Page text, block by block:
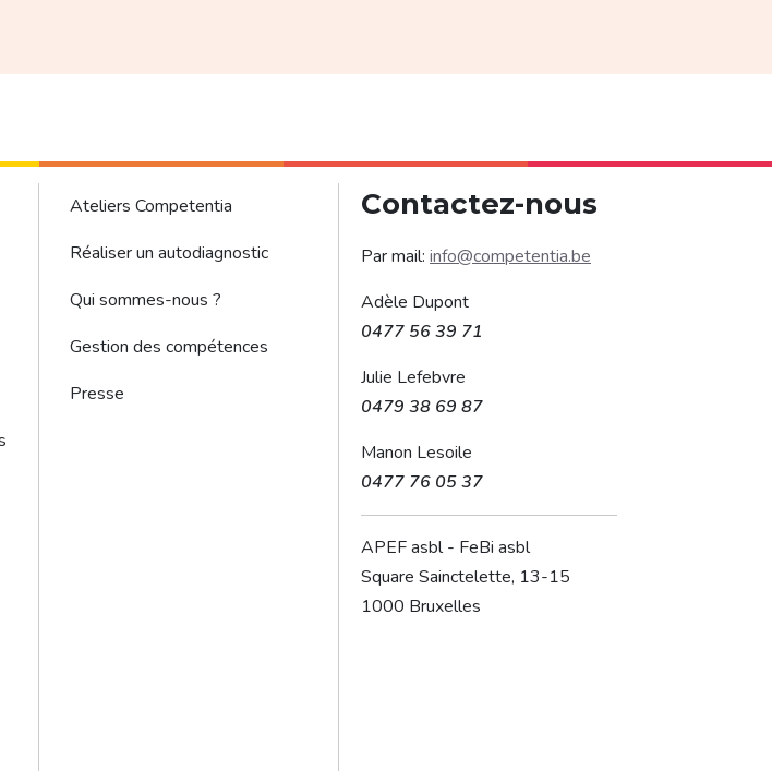
sous menu
Footer Menu
Ateliers Competentia
Réaliser un autodiagnostic
Qui sommes-nous ?
Gestion des compétences
Presse
Contactez-nous
Par mail: info@competentia.be
Adèle Dupont
0477 56 39 71
Julie Lefebvre
0479 38 69 87
Manon Lesoile
0477 76 05 37
APEF asbl - FeBi asbl
Square Sainctelette, 13-15
1000 Bruxelles